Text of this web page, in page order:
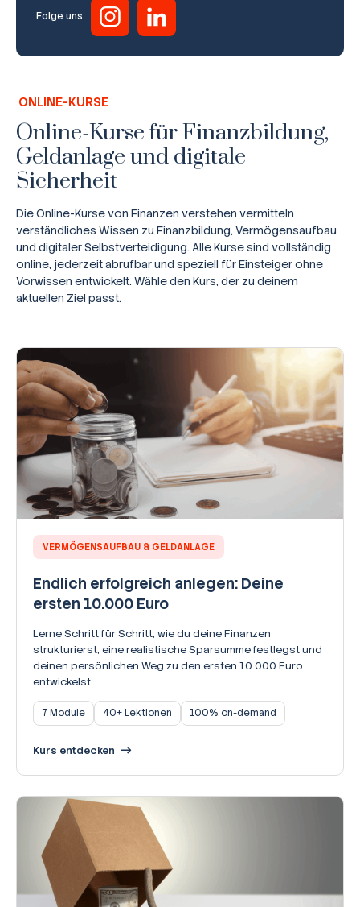
Ratgeber
Online Kurse
Folge uns
ONLINE-KURSE
Online-Kurse für Finanzbildung,
Geldanlage und digitale
Sicherheit
Die Online-Kurse von Finanzen verstehen vermitteln
verständliches Wissen zu Finanzbildung, Vermögensaufbau
und digitaler Selbstverteidigung. Alle Kurse sind vollständig
online, jederzeit abrufbar und speziell für Einsteiger ohne
Vorwissen entwickelt. Wähle den Kurs, der zu deinem
aktuellen Ziel passt.
VERMÖGENSAUFBAU & GELDANLAGE
Endlich erfolgreich anlegen: Deine
ersten 10.000 Euro
Lerne Schritt für Schritt, wie du deine Finanzen
strukturierst, eine realistische Sparsumme festlegst und
deinen persönlichen Weg zu den ersten 10.000 Euro
entwickelst.
7 Module 40+ Lektionen 100% on-demand
Kurs entdecken